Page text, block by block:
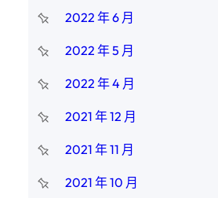
2022 年 6 月
2022 年 5 月
2022 年 4 月
2021 年 12 月
2021 年 11 月
2021 年 10 月